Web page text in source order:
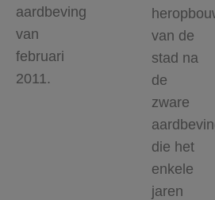
aardbeving
van
februari
2011.
van de
stad na
de
zware
die het
enkele
jaren